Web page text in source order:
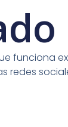
funciona
redes